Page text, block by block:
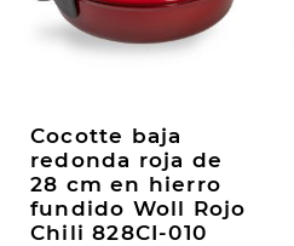
Cocotte baja
redonda roja de
28 cm en hierro
fundido Woll Rojo
Chili 828CI-010